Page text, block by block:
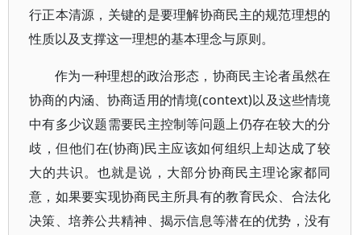
行正本清源，关键的是要理解协商民主的规范理想的
性质以及支撑这一理想的基本理念与原则。
作为一种理想的政治形态，协商民主论者虽然在
协商的内涵、协商适用的情境(context)以及这些情境
中有多少议题需要民主控制等问题上仍存在较大的分
歧，但他们在(协商)民主应该如何组织上却达成了较
大的共识。也就是说，大部分协商民主理论家都同
意，如果要实现协商民主所具有的教育民众、合法化
决策、培养公共精神、揭示信息等潜在的优势，没有